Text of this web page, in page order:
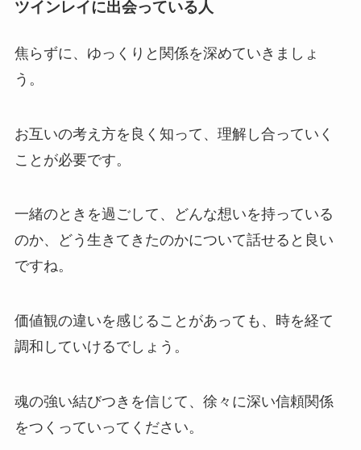
ツインレイに出会っている人
焦らずに、ゆっくりと関係を深めていきましょ
う。
お互いの考え方を良く知って、理解し合っていく
ことが必要です。
一緒のときを過ごして、どんな想いを持っている
のか、どう生きてきたのかについて話せると良い
ですね。
価値観の違いを感じることがあっても、時を経て
調和していけるでしょう。
魂の強い結びつきを信じて、徐々に深い信頼関係
をつくっていってください。